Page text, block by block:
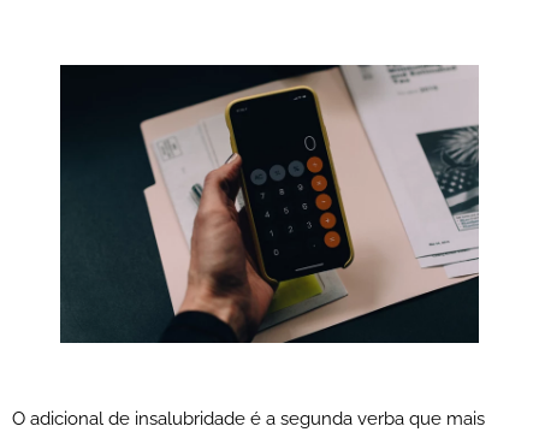
O adicional de insalubridade é a segunda verba que mais